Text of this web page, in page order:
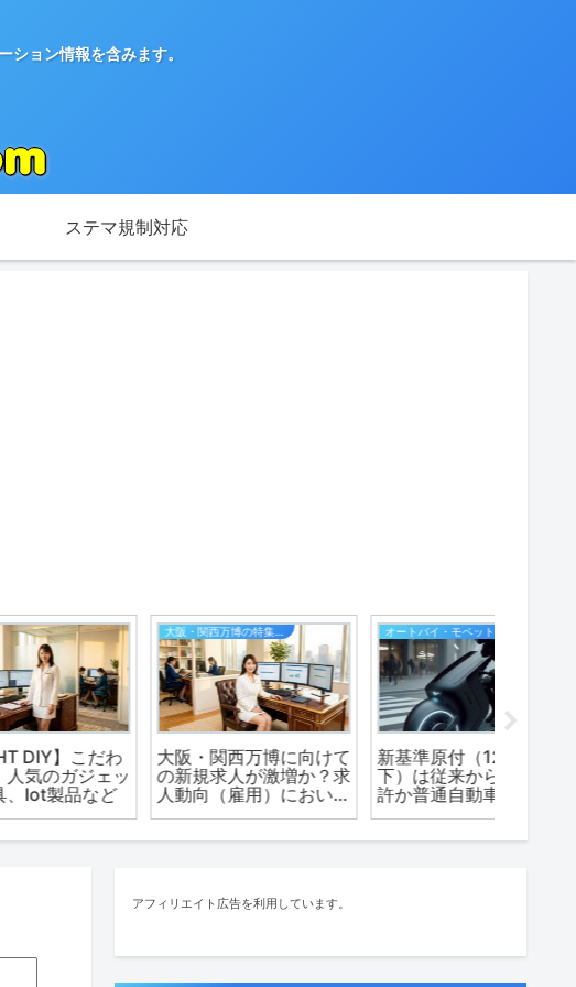
ョン情報を含みます。
ステマ規制対応
けて
？求
１月
い
オートバイ・モペット・原付バイク
新基準原付（125cc以
下）は従来からの原付免
許か普通自動車免許で乗
れちゃう！
「パンダ」がImage
Creatorに挑戦したAI画
像生成の作品です
アフィリエイト広告を利用しています。